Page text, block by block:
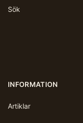
Sök
INFORMATION
Artiklar